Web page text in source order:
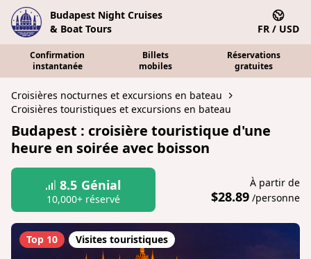
Budapest Night Cruises
& Boat Tours
FR / USD
Confirmation
instantanée
Billets
mobiles
Réservations
gratuites
Croisières nocturnes et excursions en bateau
Croisières touristiques et excursions en bateau
Budapest : croisière touristique d'une
heure en soirée avec boisson
8.5 Génial
10,000+ réservé
À partir de
$28.89 /personne
Top 10 Visites touristiques